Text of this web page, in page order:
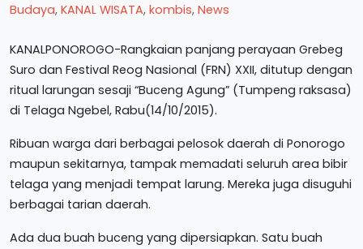
Budaya, KANAL WISATA, kombis, News
KANALPONOROGO-Rangkaian panjang perayaan Grebeg
Suro dan Festival Reog Nasional (FRN) XXII, ditutup dengan
ritual larungan sesaji “Buceng Agung” (Tumpeng raksasa)
di Telaga Ngebel, Rabu(14/10/2015).
Ribuan warga dari berbagai pelosok daerah di Ponorogo
maupun sekitarnya, tampak memadati seluruh area bibir
telaga yang menjadi tempat larung. Mereka juga disuguhi
berbagai tarian daerah.
Ada dua buah buceng yang dipersiapkan. Satu buah